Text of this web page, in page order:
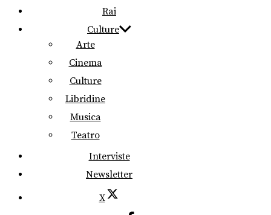
Rai
Culture
Arte
Cinema
Culture
Libridine
Musica
Teatro
Interviste
Newsletter
X